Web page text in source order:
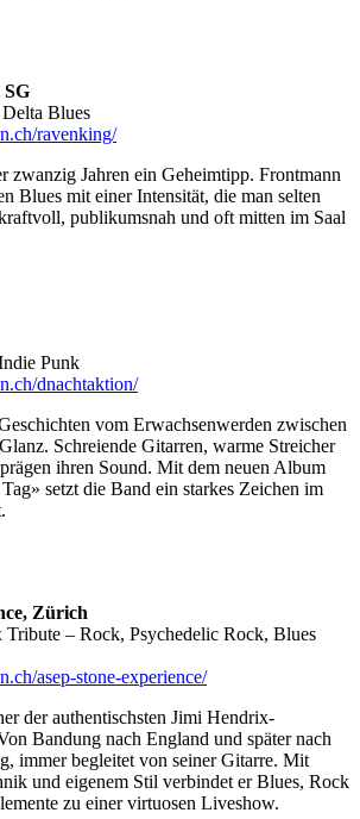
Blues
ravenking/
zwanzig Jahren ein Geheimtipp. Frontmann
Blues mit einer Intensität, die man selten
publikumsnah und oft mitten im Saal
Punk
dnachtaktion/
vom Erwachsenwerden zwischen
Schreiende Gitarren, warme Streicher
ihren Sound. Mit dem neuen Album
setzt die Band ein starkes Zeichen im
Zürich
– Rock, Psychedelic Rock, Blues
asep-stone-experience/
der authentischsten Jimi Hendrix-
Bandung nach England und später nach
immer begleitet von seiner Gitarre. Mit
und eigenem Stil verbindet er Blues, Rock
zu einer virtuosen Liveshow.